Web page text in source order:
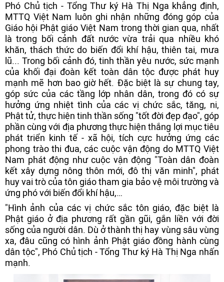
Phó Chủ tịch - Tổng Thư ký Hà Thị Nga khẳng định,
MTTQ Việt Nam luôn ghi nhận những đóng góp của
Giáo hội Phật giáo Việt Nam trong thời gian qua, nhất
là trong bối cảnh đất nước vừa trải qua nhiều khó
khăn, thách thức do biến đổi khí hậu, thiên tai, mưa
lũ... Trong bối cảnh đó, tinh thần yêu nước, sức mạnh
của khối đại đoàn kết toàn dân tộc được phát huy
mạnh mẽ hơn bao giờ hết. Đặc biệt là sự chung tay,
góp sức của các tầng lớp nhân dân, trong đó có sự
hưởng ứng nhiệt tình của các vị chức sắc, tăng, ni,
Phật tử, thực hiện tinh thần sống "tốt đời đẹp đạo", góp
phần cùng với địa phương thực hiện thắng lợi mục tiêu
phát triển kinh tế - xã hội, tích cực hưởng ứng các
phong trào thi đua, các cuộc vận động do MTTQ Việt
Nam phát động như cuộc vận động "Toàn dân đoàn
kết xây dựng nông thôn mới, đô thị văn minh", phát
huy vai trò của tôn giáo tham gia bảo vệ môi trường và
ứng phó với biến đổi khí hậu,…
"Hình ảnh của các vị chức sắc tôn giáo, đặc biệt là
Phật giáo ở địa phương rất gần gũi, gắn liền với đời
sống của người dân. Dù ở thành thị hay vùng sâu vùng
xa, đâu cũng có hình ảnh Phật giáo đồng hành cùng
dân tộc", Phó Chủ tịch - Tổng Thư ký Hà Thị Nga nhấn
mạnh.